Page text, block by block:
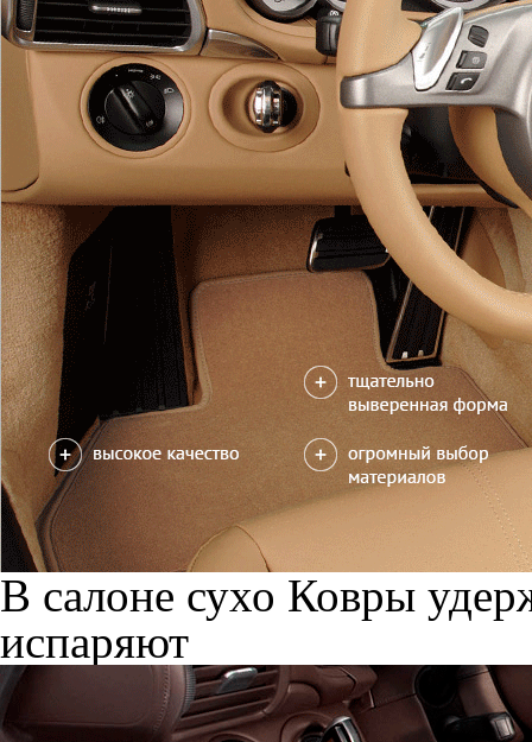
В салоне сухо Ковры
испаряют